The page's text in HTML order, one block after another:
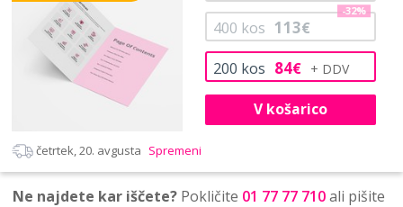
200 kos 84€
400 kos 113€
-32%
V košarico
četrtek, 20. avgusta Spremeni
Ne najdete kar iščete? Pokličite 01 77 77 710ali pišite